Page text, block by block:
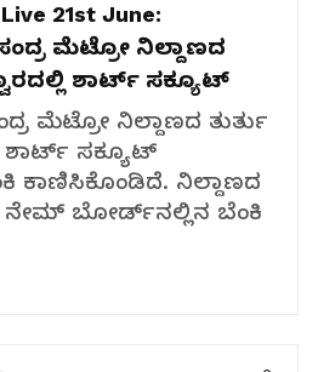
21st June:
ಮೆಟ್ರೋ ನಿಲ್ದಾಣದ
ಶಾರ್ಟ್ ಸಕ್ಯೂಟ್
ಮೆಟ್ರೋ ನಿಲ್ದಾಣದ ತುರ್ತು
ಶಾರ್ಟ್ ಸಕ್ಯೂಟ್
ಕಾಣಿಸಿಕೊಂಡಿದೆ. ನಿಲ್ದಾಣದ
ನೇಮ್ ಬೋರ್ಡ್‌ನಲ್ಲಿನ ಬೆಂಕಿ